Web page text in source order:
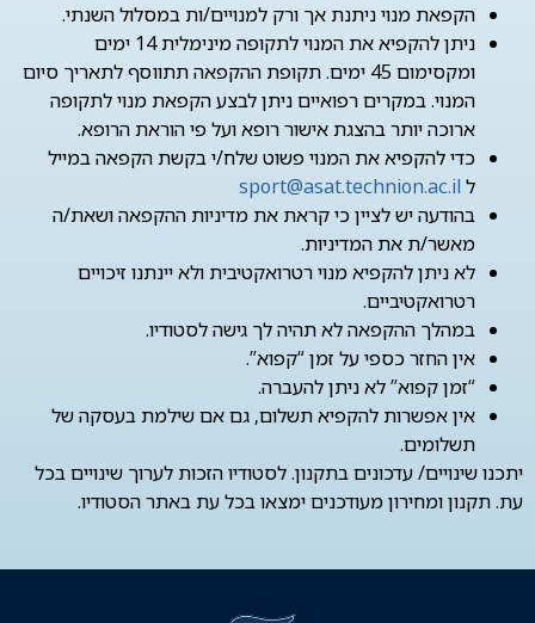
הקפאת מנוי ניתנת אך ורק למנויים/ות במסלול השנתי.
ניתן להקפיא את המנוי לתקופה מינימלית 14 ימים
ומקסימום 45 ימים. תקופת ההקפאה תתווסף לתאריך סיום
המנוי. במקרים רפואיים ניתן לבצע הקפאת מנוי לתקופה
ארוכה יותר בהצגת אישור רופא ועל פי הוראת הרופא.
כדי להקפיא את המנוי פשוט שלח/י בקשת הקפאה במייל
ל sport@asat.technion.ac.il
בהודעה יש לציין כי קראת את מדיניות ההקפאה ושאת/ה
מאשר/ת את המדיניות.
לא ניתן להקפיא מנוי רטרואקטיבית ולא יינתנו זיכויים
רטרואקטיביים.
במהלך ההקפאה לא תהיה לך גישה לסטודיו.
אין החזר כספי על זמן “קפוא”.
“זמן קפוא” לא ניתן להעברה.
אין אפשרות להקפיא תשלום, גם אם שילמת בעסקה של
תשלומים.
יתכנו שינויים/ עדכונים בתקנון. לסטודיו הזכות לערוך שינויים בכל
עת. תקנון ומחירון מעודכנים ימצאו בכל עת באתר הסטודיו.